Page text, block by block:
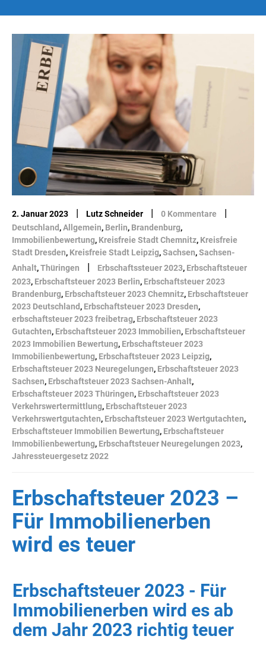
2. Januar 2023 | Lutz Schneider | 0 Kommentare |
Deutschland ,Allgemein, Berlin, Brandenburg,
Immobilienbewertung, Kreisfreie Stadt Chemnitz, Kreisfreie
Stadt Dresden, Kreisfreie Stadt Leipzig,Sachsen,Sachsen-
Anhalt,Thüringen | Erbschaftssteuer 2023, Erbschaftsteuer
2023, Erbschaftsteuer 2023 Berlin, Erbschaftsteuer 2023
Brandenburg, Erbschaftsteuer 2023 Chemnitz, Erbschaftsteuer
2023 Deutschland , Erbschaftsteuer 2023 Dresden,
erbschaftsteuer 2023 freibetrag, Erbschaftsteuer 2023
Gutachten, Erbschaftsteuer 2023 Immobilien, Erbschaftsteuer
2023 Immobilien Bewertung, Erbschaftsteuer 2023
Immobilienbewertung, Erbschaftsteuer 2023 Leipzig,
Erbschaftsteuer 2023 Neuregelungen, Erbschaftsteuer 2023
Sachsen, Erbschaftsteuer 2023 Sachsen-Anhalt,
Erbschaftsteuer 2023 Thüringen, Erbschaftsteuer 2023
Verkehrswertermittlung, Erbschaftsteuer 2023
Verkehrswertgutachten, Erbschaftsteuer 2023 Wertgutachten,
Erbschaftsteuer Immobilien Bewertung, Erbschaftsteuer
Immobilienbewertung, Erbschaftsteuer Neuregelungen 2023,
Jahressteuergesetz 2022
Erbschaftsteuer 2023 –
Für Immobilienerben
wird es teuer
Erbschaftsteuer 2023 - Für
Immobilienerben wird es ab
dem Jahr 2023 richtig teuer